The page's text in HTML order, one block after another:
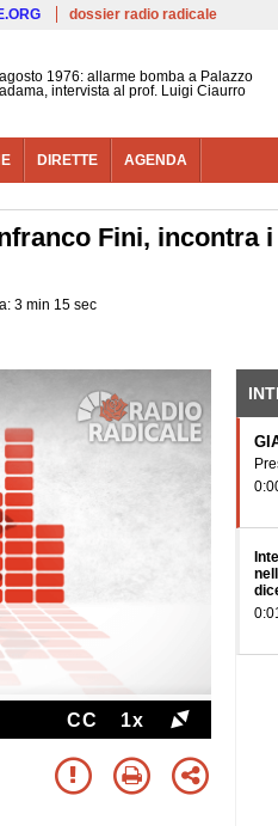
Salta al contenuto
dossier radio radicale
1976: allarme bomba a Palazzo
intervista al prof. Luigi Ciaurro
DIRETTE AGENDA
Fini, incontra
3 min 15 sec
CC 1x